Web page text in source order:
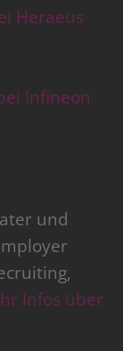
Heraeus
Infineon
und
Infos über